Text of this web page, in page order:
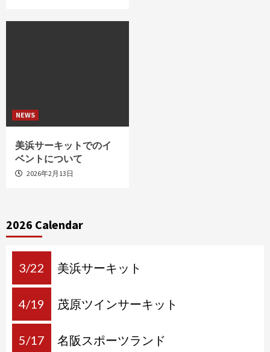
NEWS
美浜サーキットでのイ
ベントについて
2026年2月13日
2026 Calendar
3/22 美浜サーキット
4/19 茂原ツインサーキット
5/17 名阪スポーツランド